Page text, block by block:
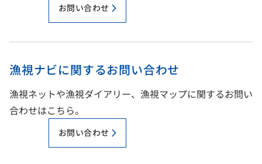
お問い合わせ
漁視ナビに関するお問い合わせ
漁視ネットや漁視ダイアリー、漁視マップに関するお問い
合わせはこちら。
お問い合わせ